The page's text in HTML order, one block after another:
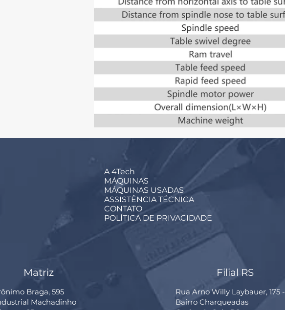
A 4Tech
MÁQUINAS
MÁQUINAS USADAS
ASSISTÊNCIA TÉCNICA
CONTATO
POLÍTICA DE PRIVACIDADE
Matriz
Braga, 595
Machadinho
Filial RS
Rua Arno Willy Laybauer, 175 -
Bairro Charqueadas